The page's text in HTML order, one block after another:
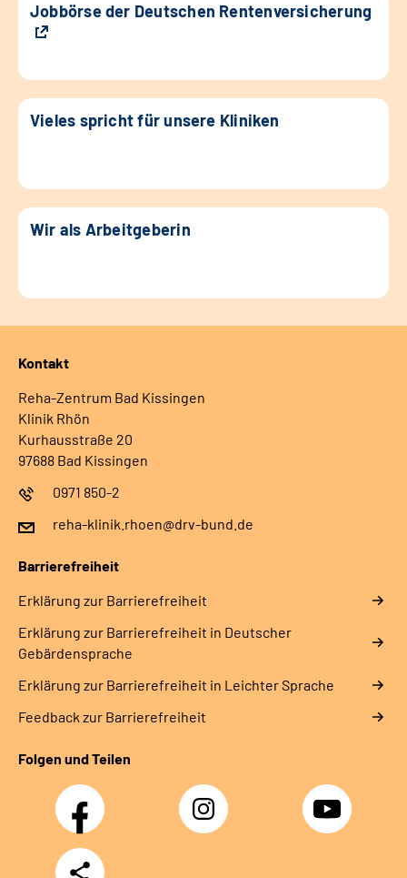
Jobbörse der Deutschen Rentenversicherung
Vieles spricht für unsere Kliniken
Wir als Arbeitgeberin
Kontakt
Reha-Zentrum Bad Kissingen
Klinik Rhön
Kurhausstraße 20
97688 Bad Kissingen
0971 850-2
reha-klinik.rhoen@drv-bund.de
Barrierefreiheit
Erklärung zur Barrierefreiheit
Erklärung zur Barrierefreiheit in Deutscher
Gebärdensprache
Erklärung zur Barrierefreiheit in Leichter Sprache
Feedback zur Barrierefreiheit
Folgen und Teilen
Facebook Instagram YouTube
Teilen